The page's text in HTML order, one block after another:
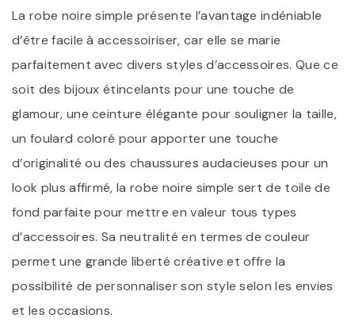
La robe noire simple présente l’avantage indéniable
d’être facile à accessoiriser, car elle se marie
parfaitement avec divers styles d’accessoires. Que ce
soit des bijoux étincelants pour une touche de
glamour, une ceinture élégante pour souligner la taille,
un foulard coloré pour apporter une touche
d’originalité ou des chaussures audacieuses pour un
look plus affirmé, la robe noire simple sert de toile de
fond parfaite pour mettre en valeur tous types
d’accessoires. Sa neutralité en termes de couleur
permet une grande liberté créative et offre la
possibilité de personnaliser son style selon les envies
et les occasions.